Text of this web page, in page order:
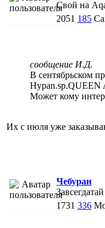
Свой на
2051 185
сообщение И.Д.
В сентябрьском
Hypan.sp.QUEEN
Может кому
Их с июля уже
Чебуран
Завсегдатай
1731 336